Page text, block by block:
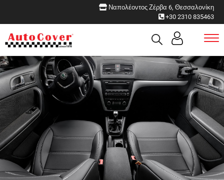
Ναπολέοντος Ζέρβα 6, Θεσσαλονίκη
+30 2310 835463